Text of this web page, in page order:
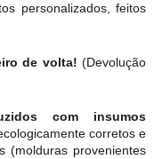
personalizados, feitos
de volta!(Devolução
com insumos
corretos e
(molduras provenientes